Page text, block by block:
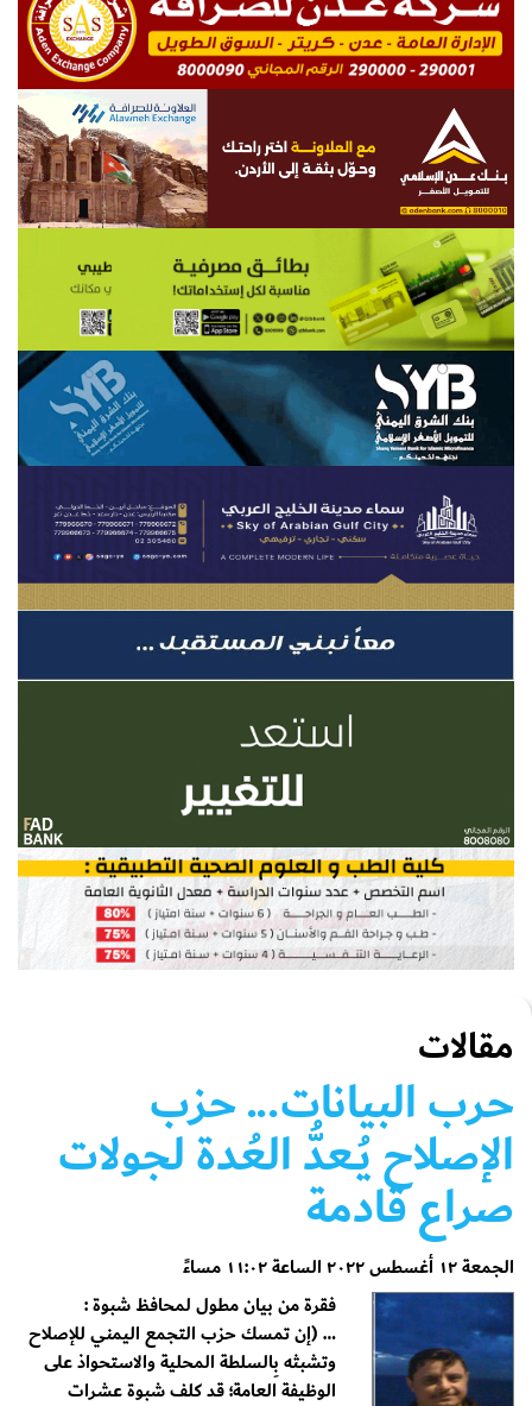
مقالات
حرب البيانات... حزب
الإصلاح يُـعدُّ العُدة لجولات
صراع قادمة
الجمعة ١٢ أغسطس ٢٠٢٢ الساعة ١١:٠٢ مساءً
فقرة من بيان مطول لمحافظ شبوة :
… (إن تمسك حزب التجمع اليمني للإصلاح
وتشبثه بِالسلطة المحلية والاستحواذ على
الوظيفة العامة؛ قد كلف شبوة عشرات